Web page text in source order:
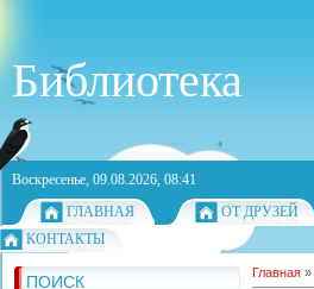
Библиотека
Воскресенье, 09.08.2026, 08:41
ГЛАВНАЯ
ОТ ДРУЗЕЙ
КОНТАКТЫ
ПОИСК Главная »